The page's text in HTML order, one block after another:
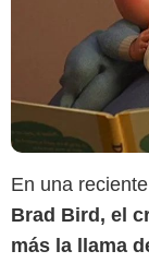
En una
Brad Bird, el
más la llama